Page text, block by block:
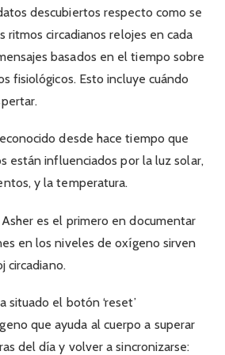
descubiertos respecto como se
ritmos circadianos relojes en cada
basados en el tiempo sobre
fisiológicos. Esto incluye cuándo
desde hace tiempo que
están influenciados por la luz solar,
y la temperatura.
es el primero en documentar
en los niveles de oxígeno sirven
circadiano.
situado el botón ‘reset’
que ayuda al cuerpo a superar
del día y volver a sincronizarse: